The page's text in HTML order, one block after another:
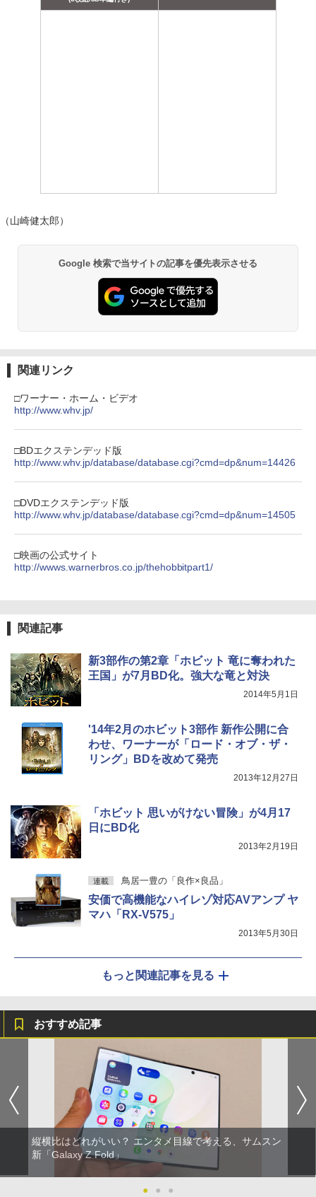
（山崎健太郎）
Google 検索で当サイトの記事を優先表示させる
関連リンク
□ワーナー・ホーム・ビデオ
http://www.whv.jp/
□BDエクステンデッド版
http://www.whv.jp/database/database.cgi?cmd=dp&num=14426
□DVDエクステンデッド版
http://www.whv.jp/database/database.cgi?cmd=dp&num=14505
□映画の公式サイト
http://wwws.warnerbros.co.jp/thehobbitpart1/
関連記事
新3部作の第2章「ホビット 竜に奪われた
王国」が7月BD化。強大な竜と対決
2014年5月1日
'14年2月のホビット3部作 新作公開に合
わせ、ワーナーが「ロード・オブ・ザ・
リング」BDを改めて発売
2013年12月27日
「ホビット 思いがけない冒険」が4月17
日にBD化
2013年2月19日
連載 鳥居一豊の「良作×良品」
安価で高機能なハイレゾ対応AVアンプ ヤ
マハ「RX-V575」
2013年5月30日
もっと関連記事を見る
おすすめ記事
縦横比はどれがいい？ エンタメ目線で考える、サムスン
新「Galaxy Z Fold」
● ● ●